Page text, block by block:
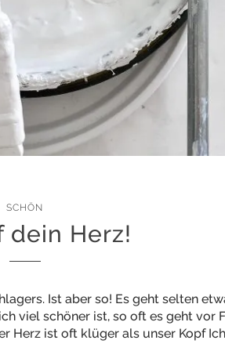
SCHÖN
dein Herz!
Ist aber so! Es geht selten
viel schöner ist, so oft es geht vor
Herz ist oft klüger als unser Kopf